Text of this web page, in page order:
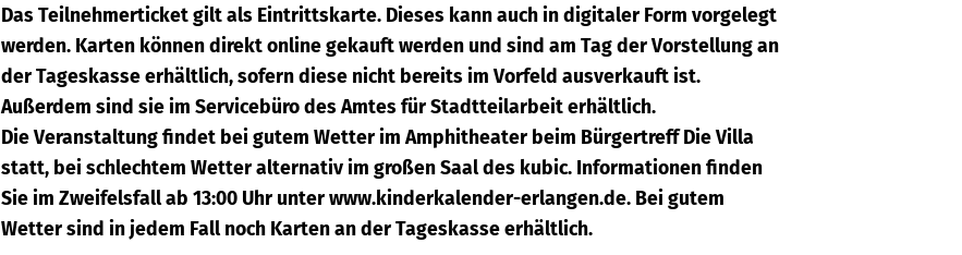
Das Teilnehmerticket gilt als Eintrittskarte. Dieses kann auch in digitaler Form vorgelegt
werden. Karten können direkt online gekauft werden und sind am Tag der Vorstellung an
der Tageskasse erhältlich, sofern diese nicht bereits im Vorfeld ausverkauft ist.
Außerdem sind sie im Servicebüro des Amtes für Stadtteilarbeit erhältlich.
Die Veranstaltung findet bei gutem Wetter im Amphitheater beim Bürgertreff Die Villa
statt, bei schlechtem Wetter alternativ im großen Saal des kubic. Informationen finden
Sie im Zweifelsfall ab 13:00 Uhr unter www.kinderkalender-erlangen.de. Bei gutem
Wetter sind in jedem Fall noch Karten an der Tageskasse erhältlich.